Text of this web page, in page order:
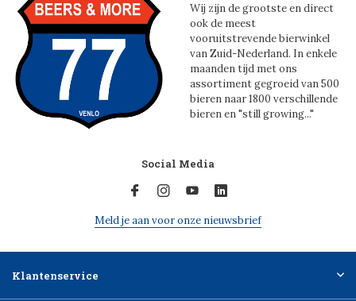
Wij zijn de grootste en direct
ook de meest
vooruitstrevende bierwinkel
van Zuid-Nederland. In enkele
maanden tijd met ons
assortiment gegroeid van 500
bieren naar 1800 verschillende
bieren en "still growing..."
Social Media
Meld je aan voor onze nieuwsbrief
Klantenservice